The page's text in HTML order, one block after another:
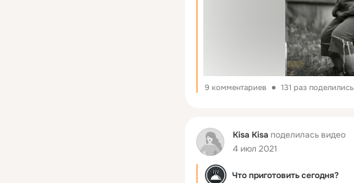
9 комментариев 131 раз поделились
Фид Kisa Kisa поделилась видео
4 июл 2021
Что приготовить сегодня?